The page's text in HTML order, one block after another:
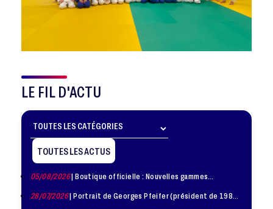
LE FIL D'ACTU
TOUTES LES ACTUS
05/08/2026| Boutique officielle : Nouvelles gammes
28/07/2026| Portrait de Georges Pfeifer (président de 1981